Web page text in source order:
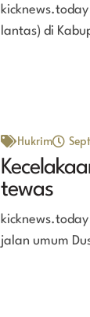
lantas) di
Hukrim
tewas
jalan umum